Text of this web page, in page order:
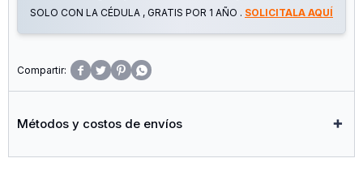
SOLO CON LA CÉDULA , GRATIS POR 1 AÑO . SOLICITALA AQUÍ
   
Métodos y costos de envíos